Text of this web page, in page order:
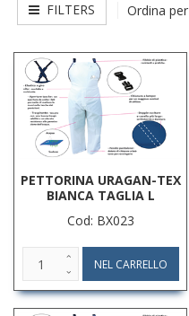
FILTERS Ordina per
PETTORINA URAGAN-TEX
BIANCA TAGLIA L
Cod: BX023